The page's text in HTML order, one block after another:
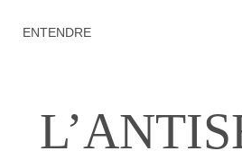
ENTENDRE